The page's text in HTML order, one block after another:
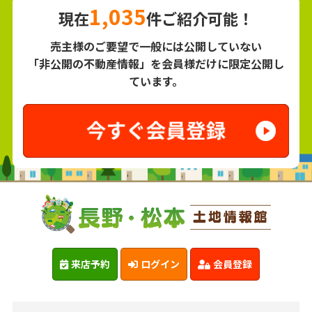
現在1,035件ご紹介可能！
売主様のご要望で一般には公開していない
「非公開の不動産情報」を会員様だけに限定公開し
ています。
来店予約 ログイン 会員登録